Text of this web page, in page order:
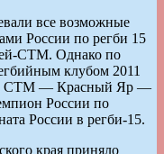
все возможные
России по регби 15
СТМ. Однако по
клубом 2011
СТМ — Красный Яр —
России по
России в регби-15.
края приняло